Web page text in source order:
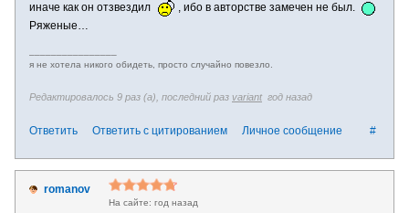
иначе как он отзвездил
, ибо в авторстве замечен не был.
Ряженые…
я не хотела никого обидеть, просто случайно повезло.
Редактировалось 9 раз (а), последний раз variant год назад
#
Ответить Ответить с цитированием Личное сообщение
romanov
год назад